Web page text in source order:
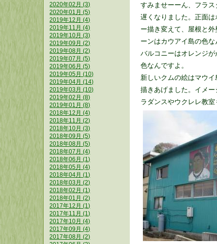
すみませーーん、フラ
遅くなりました。正面
ー描き変えて、屋根と
ーンはカウアイ島の色
バルコニーはオレンジ
色なんですよ。
新しいクムの絵はマウ
描きあげました。イメ
ラダンスやウクレレ教
2020年02月 (3)
2020年01月 (5)
2019年12月 (4)
2019年11月 (4)
2019年10月 (3)
2019年09月 (2)
2019年08月 (2)
2019年07月 (5)
2019年06月 (5)
2019年05月 (10)
2019年04月 (14)
2019年03月 (10)
2019年02月 (8)
2019年01月 (8)
2018年12月 (4)
2018年11月 (2)
2018年10月 (3)
2018年09月 (5)
2018年08月 (5)
2018年07月 (4)
2018年06月 (1)
2018年05月 (4)
2018年04月 (1)
2018年03月 (2)
2018年02月 (1)
2018年01月 (2)
2017年12月 (1)
2017年11月 (1)
2017年10月 (4)
2017年09月 (4)
2017年08月 (2)